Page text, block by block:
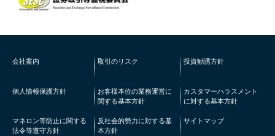
会社案内 取引のリスク 投資勧誘方針
個人情報保護方針
お客様本位の業務運営に
関する基本方針
カスタマーハラスメント
に対する基本方針
マネロン等防止に関する
法令等遵守方針
反社会的勢力に対する基
本方針
サイトマップ